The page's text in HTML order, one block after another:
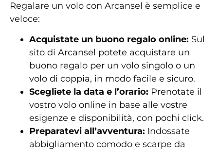
Regalare un volo con Arcansel è semplice e
veloce:
Acquistate un buono regalo online: Sul
sito di Arcansel potete acquistare un
buono regalo per un volo singolo o un
volo di coppia, in modo facile e sicuro.
Scegliete la data e l’orario: Prenotate il
vostro volo online in base alle vostre
esigenze e disponibilità, con pochi click.
Preparatevi all’avventura: Indossate
abbigliamento comodo e scarpe da